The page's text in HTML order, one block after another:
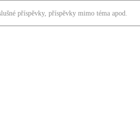
příspěvky, příspěvky mimo téma apod.